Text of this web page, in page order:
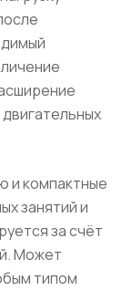
и компактные
занятий и
за счёт
Может
типом